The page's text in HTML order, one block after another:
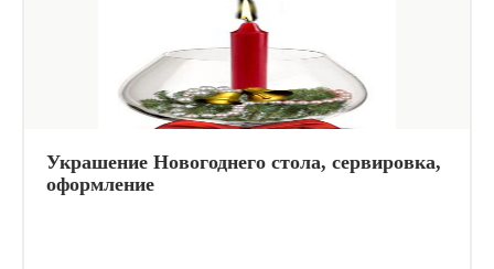
Украшение Новогоднего стола, сервировка,
оформление